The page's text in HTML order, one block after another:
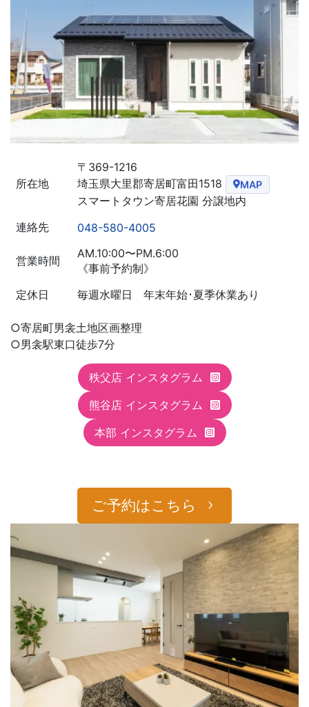
所在地
〒369-1216
埼玉県大里郡寄居町富田1518
MAP
スマートタウン寄居花園 分譲地内
連絡先
048-580-4005
営業時間
AM.10:00〜PM.6:00
《事前予約制》
定休日
毎週水曜日 年末年始･夏季休業あり
○寄居町男衾土地区画整理
○男衾駅東口徒歩7分
秩父店 インスタグラム
熊谷店 インスタグラム
本部 インスタグラム
ご予約はこちら